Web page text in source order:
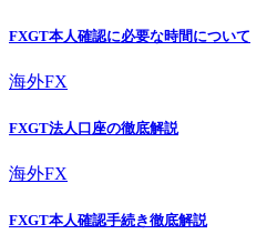
FXGT本人確認に必要な時間について
海外FX
FXGT法人口座の徹底解説
海外FX
FXGT本人確認手続き徹底解説